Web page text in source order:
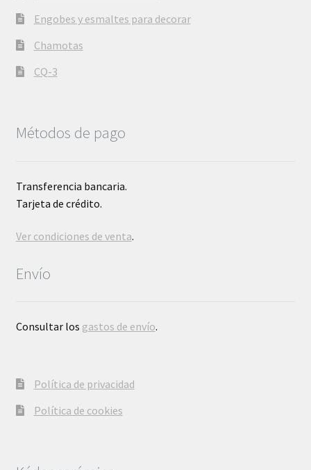
Engobes y esmaltes para decorar
Chamotas
CQ-3
Métodos de pago
Transferencia bancaria.
Tarjeta de crédito.
Ver condiciones de venta.
Envío
Consultar los gastos de envío.
Política de privacidad
Política de cookies